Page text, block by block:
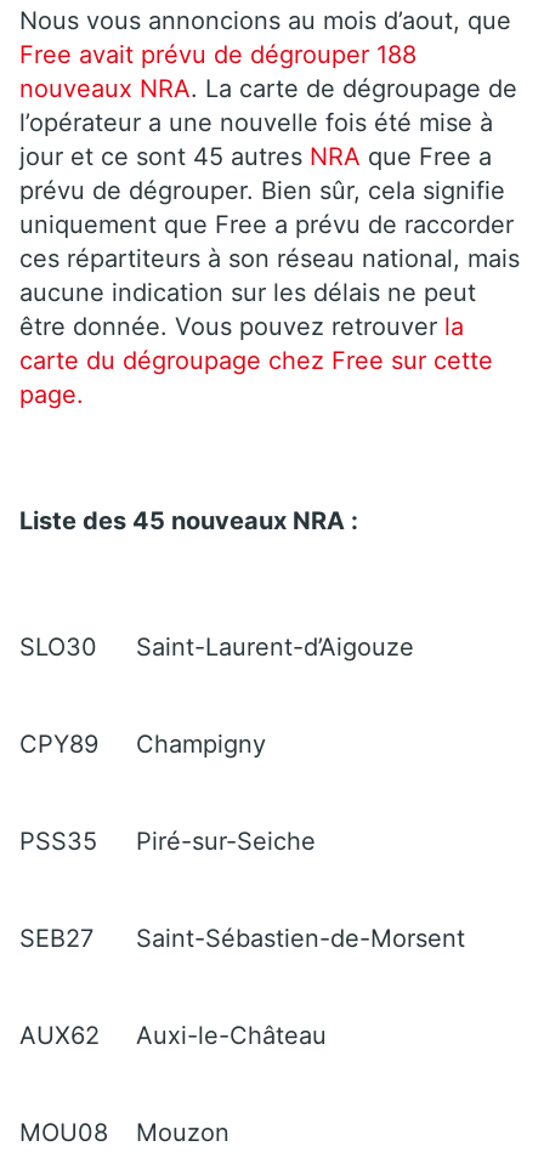
Nous vous annoncions au mois d’aout, que
Free avait prévu de dégrouper 188
nouveaux NRA. La carte de dégroupage de
l’opérateur a une nouvelle fois été mise à
jour et ce sont 45 autres NRA que Free a
prévu de dégrouper. Bien sûr, cela signifie
uniquement que Free a prévu de raccorder
ces répartiteurs à son réseau national, mais
aucune indication sur les délais ne peut
être donnée. Vous pouvez retrouver la
carte du dégroupage chez Free sur cette
page.
Liste des 45 nouveaux NRA :
SLO30 Saint-Laurent-d’Aigouze
CPY89 Champigny
PSS35 Piré-sur-Seiche
SEB27 Saint-Sébastien-de-Morsent
AUX62 Auxi-le-Château
MOU08 Mouzon